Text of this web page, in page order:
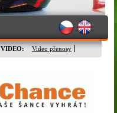
VIDEO: Video přenosy